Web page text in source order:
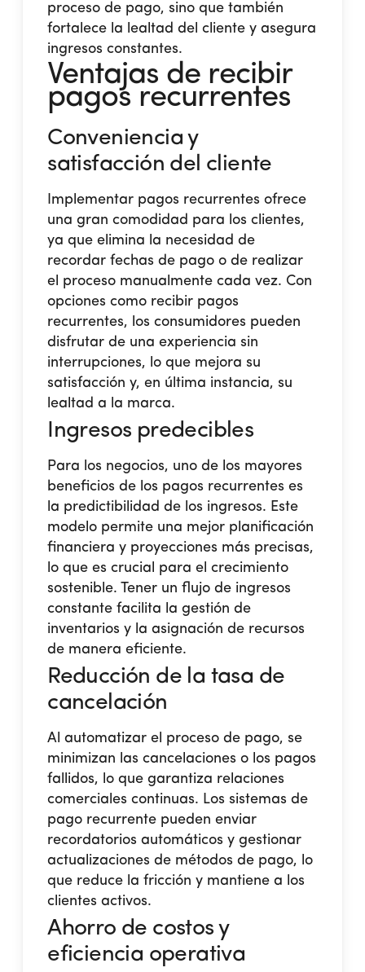
proceso de pago, sino que también
fortalece la lealtad del cliente y asegura
ingresos constantes.
Ventajas de recibir
pagos recurrentes
Conveniencia y
satisfacción del cliente
Implementar pagos recurrentes ofrece
una gran comodidad para los clientes,
ya que elimina la necesidad de
recordar fechas de pago o de realizar
el proceso manualmente cada vez. Con
opciones como recibir pagos
recurrentes, los consumidores pueden
disfrutar de una experiencia sin
interrupciones, lo que mejora su
satisfacción y, en última instancia, su
lealtad a la marca.
Ingresos predecibles
Para los negocios, uno de los mayores
beneficios de los pagos recurrentes es
la predictibilidad de los ingresos. Este
modelo permite una mejor planificación
financiera y proyecciones más precisas,
lo que es crucial para el crecimiento
sostenible. Tener un flujo de ingresos
constante facilita la gestión de
inventarios y la asignación de recursos
de manera eficiente.
Reducción de la tasa de
cancelación
Al automatizar el proceso de pago, se
minimizan las cancelaciones o los pagos
fallidos, lo que garantiza relaciones
comerciales continuas. Los sistemas de
pago recurrente pueden enviar
recordatorios automáticos y gestionar
actualizaciones de métodos de pago, lo
que reduce la fricción y mantiene a los
clientes activos.
Ahorro de costos y
eficiencia operativa